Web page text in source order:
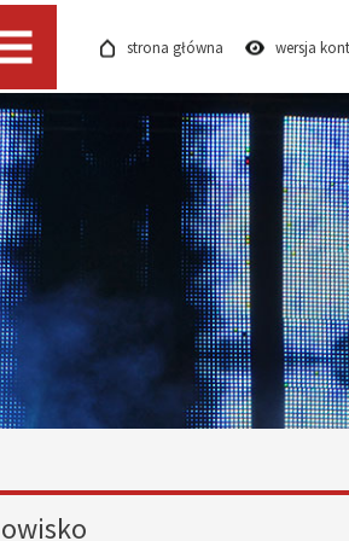
Menu strona główna wersja